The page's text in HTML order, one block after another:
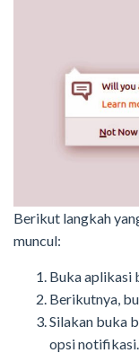
Berikut langkah
muncul:
Buka aplikasi
Berikutnya,
Silakan buka
opsi notifikasi.